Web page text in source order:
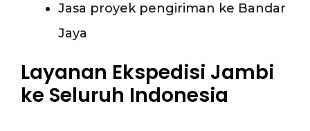
Jasa proyek pengiriman ke Bandar
Jaya
Layanan Ekspedisi Jambi
ke Seluruh Indonesia